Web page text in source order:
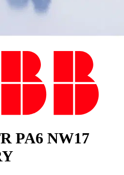
PA6 NW17